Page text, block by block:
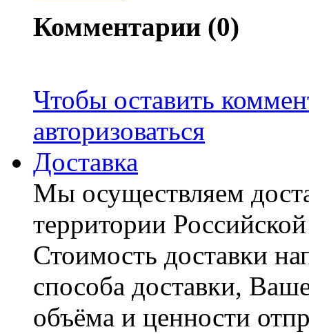
Комментарии (0)
Чтобы оставить
авторизоваться
Доставка
Мы осуществляем
территории
Стоимость доставки
способа доставки,
объёма и ценности